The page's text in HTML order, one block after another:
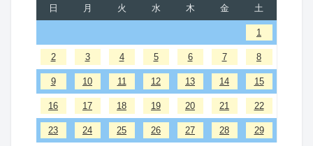
日 月 火 水 木 金 土
1
2 3 4 5 6 7 8
9 10 11 12 13 14 15
16 17 18 19 20 21 22
23 24 25 26 27 28 29